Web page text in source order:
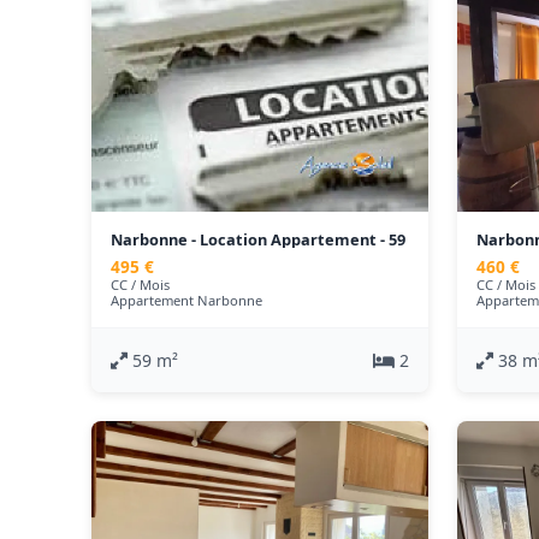
Narbonne - Location Appartement - 59
m²
495 €
CC / Mois
Appartement Narbonne
59 m² 2
m²
460 €
CC / Mois
38